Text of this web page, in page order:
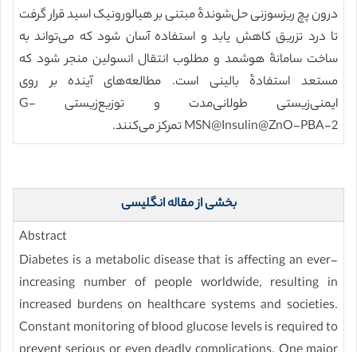
درون پچ ریزسوزنی حل‌شوندۀ مبتنی بر هیالورونیک اسید قرار گرفت
تا درد تزریق کاهش یابد و استفاده آسان شود که می‌تواند به
ساخت سامانۀ هوشمد و مطلوب انتقال انسولین منجر شود که
مستعد استفادۀ بالینی است. مطالعه‌های آینده بر روی
ایمنی‌زیستی طولانی‌مدت و توزیع‌زیستی G-
MSN@Insulin@ZnO-PBA-2 تمرکز می‌کنند.
بخشی از مقاله انگلیسی
Abstract
Diabetes is a metabolic disease that is affecting an ever-
increasing number of people worldwide, resulting in
increased burdens on healthcare systems and societies.
Constant monitoring of blood glucose levels is required to